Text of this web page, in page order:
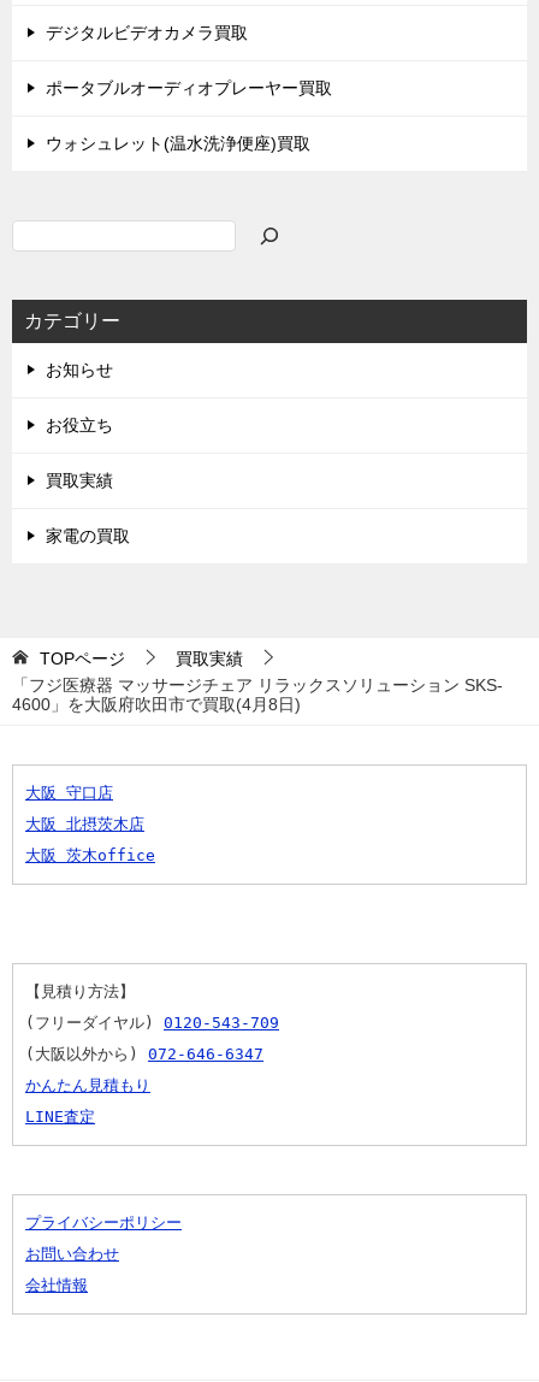
デジタルビデオカメラ買取
ポータブルオーディオプレーヤー買取
ウォシュレット(温水洗浄便座)買取
カテゴリー
お知らせ
お役立ち
買取実績
家電の買取
TOPページ
買取実績
「フジ医療器 マッサージチェア リラックスソリューション SKS-
4600」を大阪府吹田市で買取(4月8日)
大阪 守口店
大阪 北摂茨木店
大阪 茨木office
【見積り方法】
(フリーダイヤル) 0120-543-709
(大阪以外から) 072-646-6347
かんたん見積もり
LINE査定
プライバシーポリシー
お問い合わせ
会社情報